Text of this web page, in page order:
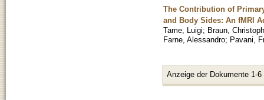
The Contribution of
and Body Sides: An fMRI
Tame, Luigi; Braun, Christoph
Farne, Alessandro; Pavani,
Anzeige der Dokumente 1-6